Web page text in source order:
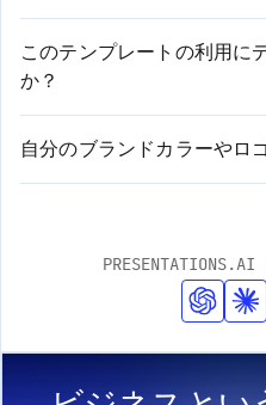
セスを効率化します。
1. テンプレートを選択し、基本
2. 当社のAIが入力内容を分析し
を生成します
3. 直感的なエディターで生成さ
はい、もちろんです！AIが
作成しますが、お客様が完
必要に応じて、テキストの
タイルの調整、セクション
社のプラットフォームは、
の両方のオプションを提供
このテンプレートの利用に
か？
デザイン経験は不要です！
ムがデザイン要素を自動的
テンツに集中するだけで、
のコンテンツに適応します
自分のブランドカラーやロ
はい！弊社のテンプレート
がこれらの要素をプレゼン
み込み、プロフェッショナ
す。
PRESENTATIONS.AI